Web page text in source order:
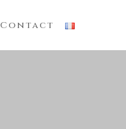
Contact